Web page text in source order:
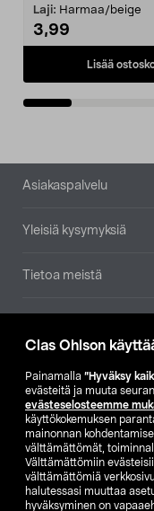
Clas Ohlson
Painamalla ”Hyväksy
evästeitä ja muuta
evästeselosteemme
käyttökokemuksen
mainonnan
välttämättömät,
Välttämättömiin
välttämättömiä
halutessasi muuttaa
hyväksyminen on
Laji: Harmaa/beige
3,99
Lisää
Alatunniste
Asiakaspalvelu
Yleisiä kysymyksiä
Tietoa meistä